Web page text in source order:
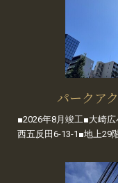
パークア
■2026年8月竣工■大崎
西五反田6-13-1■地上29